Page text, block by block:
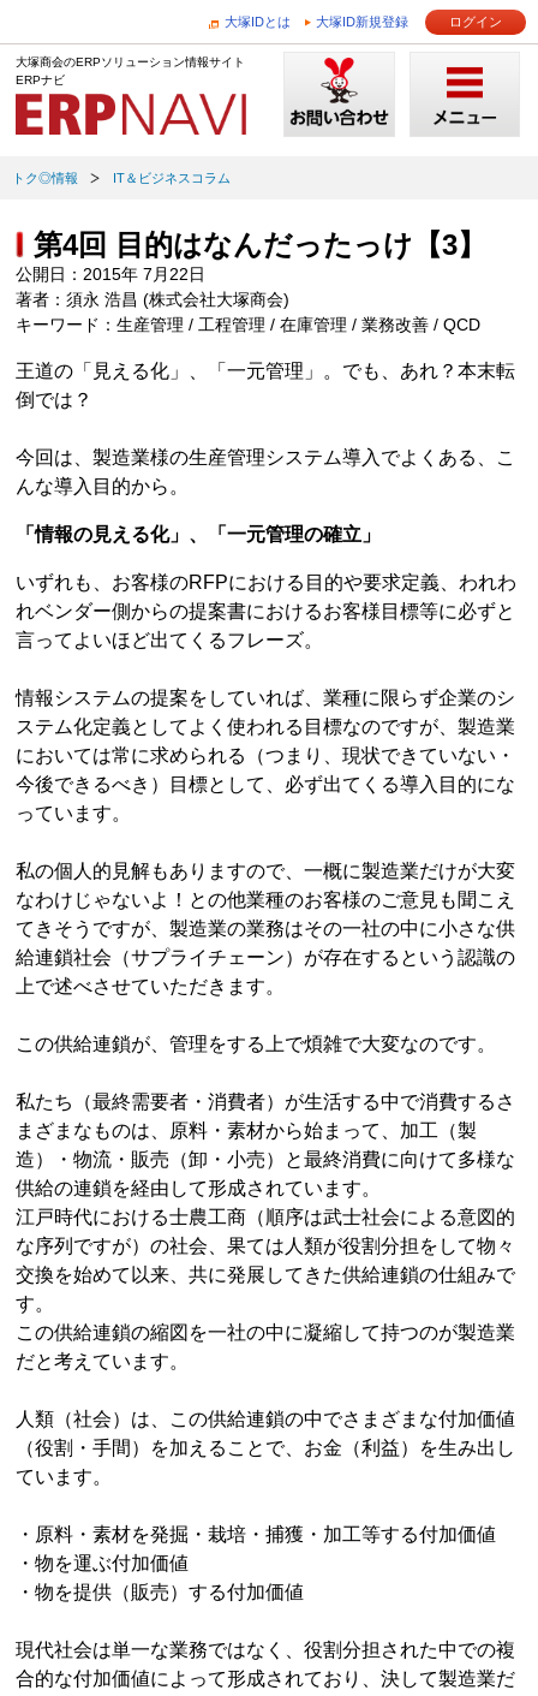
大塚IDとは 大塚ID新規登録 ログイン
大塚商会のERPソリューション情報サイト
ERPナビ
トク◎情報 IT＆ビジネスコラム
第4回 目的はなんだったっけ【3】
公開日：2015年 7月22日
著者：須永 浩昌 (株式会社大塚商会)
キーワード：生産管理 / 工程管理 / 在庫管理 / 業務改善 / QCD
王道の「見える化」、「一元管理」。でも、あれ？本末転
倒では？
今回は、製造業様の生産管理システム導入でよくある、こ
んな導入目的から。
「情報の見える化」、「一元管理の確立」
いずれも、お客様のRFPにおける目的や要求定義、われわ
れベンダー側からの提案書におけるお客様目標等に必ずと
言ってよいほど出てくるフレーズ。
情報システムの提案をしていれば、業種に限らず企業のシ
ステム化定義としてよく使われる目標なのですが、製造業
においては常に求められる（つまり、現状できていない・
今後できるべき）目標として、必ず出てくる導入目的にな
っています。
私の個人的見解もありますので、一概に製造業だけが大変
なわけじゃないよ！との他業種のお客様のご意見も聞こえ
てきそうですが、製造業の業務はその一社の中に小さな供
給連鎖社会（サプライチェーン）が存在するという認識の
上で述べさせていただきます。
この供給連鎖が、管理をする上で煩雑で大変なのです。
私たち（最終需要者・消費者）が生活する中で消費するさ
まざまなものは、原料・素材から始まって、加工（製
造）・物流・販売（卸・小売）と最終消費に向けて多様な
供給の連鎖を経由して形成されています。
江戸時代における士農工商（順序は武士社会による意図的
な序列ですが）の社会、果ては人類が役割分担をして物々
交換を始めて以来、共に発展してきた供給連鎖の仕組みで
す。
この供給連鎖の縮図を一社の中に凝縮して持つのが製造業
だと考えています。
人類（社会）は、この供給連鎖の中でさまざまな付加価値
（役割・手間）を加えることで、お金（利益）を生み出し
ています。
・原料・素材を発掘・栽培・捕獲・加工等する付加価値
・物を運ぶ付加価値
・物を提供（販売）する付加価値
現代社会は単一な業務ではなく、役割分担された中での複
合的な付加価値によって形成されており、決して製造業だ